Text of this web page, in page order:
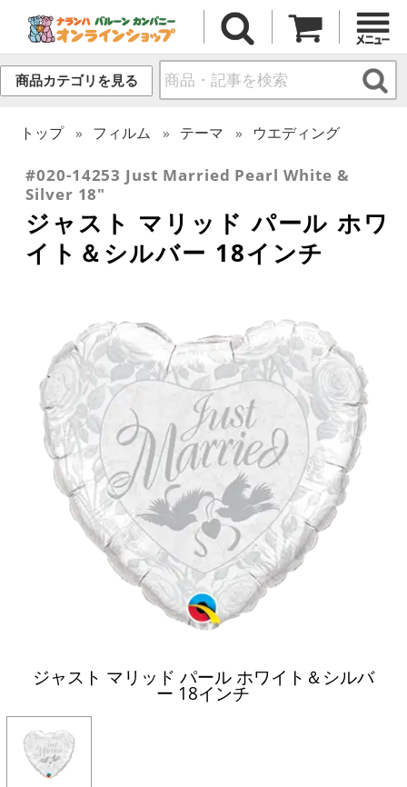
商品カテゴリを見る
トップ フィルム テーマ ウエディング
#020-14253 Just Married Pearl White &
Silver 18"
ジャスト マリッド パール ホワ
イト＆シルバー 18インチ
ジャスト マリッド パール ホワイト＆シルバ
ー 18インチ